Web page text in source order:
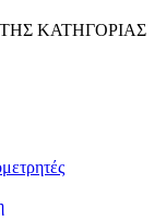
ΚΑΤΗΓΟΡΙΑΣ